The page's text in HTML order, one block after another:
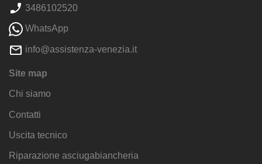
3486102520
WhatsApp
info@assistenza-venezia.it
Site map
Chi siamo
Contatti
Uscita tecnico
Riparazione asciugabiancheria